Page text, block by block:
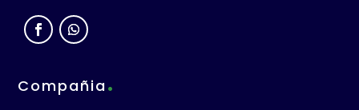
Compañia.